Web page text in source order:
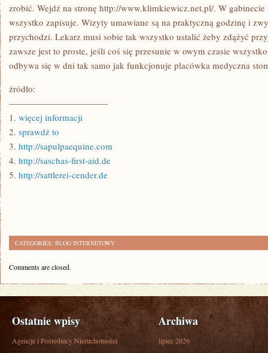
zrobić. Wejdź na stronę http://www.klimkiewicz.net.pl/. W
wszystko zapisuje. Wizyty umawiane są na praktyczną godzinę i
przychodzi. Lekarz musi sobie tak wszystko ustalić żeby zdążyć
zawsze jest to proste, jeśli coś się przesunie w owym czasie
odbywa się w dni tak samo jak funkcjonuje placówka medyczna
źródło:
———————————
1. więcej informacji
2. sprawdź to
3. http://sapulpaequine.com
4. http://saschas-first-aid.de
5. http://sattlerei-cender.de
CATEGORIES: BLOG INTERNETOWY
Comments are closed.
Ostatnie wpisy
Agencje i Pośrednicy Nieruchomości
Archiwa
lipiec 2026